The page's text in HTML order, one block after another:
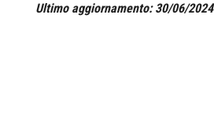
Ultimo aggiornamento: 30/06/2024